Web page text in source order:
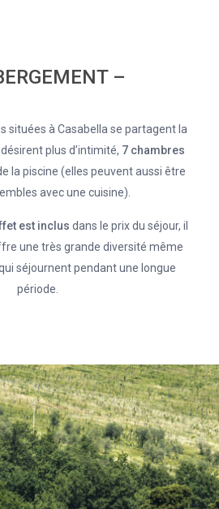
–
situées à Casabella se partagent la
plus d’intimité, 7 chambres
la piscine (elles peuvent aussi être
avec une cuisine).
est inclus dans le prix du séjour, il
une très grande diversité même
séjournent pendant une longue
période.